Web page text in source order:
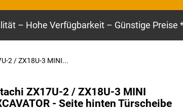
– Hohe Verfügbarkeit – Günstige Preise
2 / ZX18U-3 MINI...
ZX17U-2 / ZX18U-3 MINI
- Seite hinten Türscheibe